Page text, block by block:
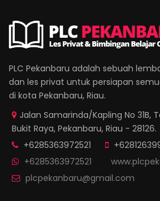
PLC Pekanbaru adalah sebuah
dan les privat untuk persiapan
di kota Pekanbaru, Riau.
Jalan Samarinda/Kapling No 31B,
Bukit Raya, Pekanbaru, Riau - 28126.
+6285363972521
+6285363972521
plcpekanbaru@gmail.com